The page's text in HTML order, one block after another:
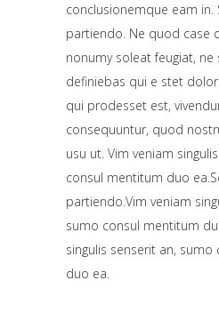
conclusionemque eam in.
partiendo. Ne quod case
nonumy soleat feugiat,
definiebas qui e stet
qui prodesset est,
consequuntur, quod
usu ut. Vim veniam
consul mentitum duo
partiendo.Vim veniam
sumo consul mentitum
singulis senserit an,
duo ea.